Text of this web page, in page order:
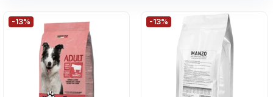
-13% -13%